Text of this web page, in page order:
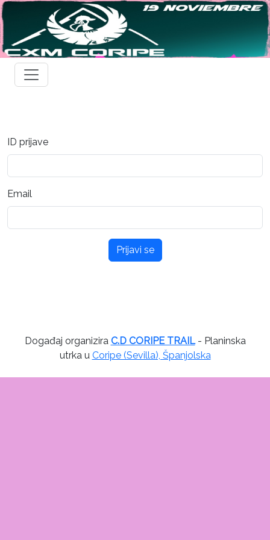
ID prijave
Email
Prijavi se
Događaj organizira C.D CORIPE TRAIL- Planinska
utrka u Coripe (Sevilla), Španjolska